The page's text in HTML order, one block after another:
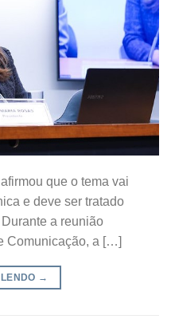
que o tema vai
e deve ser tratado
a reunião
Comunicação, a […]
→